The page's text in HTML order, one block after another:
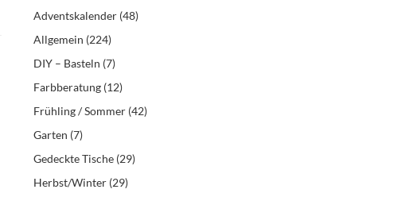
Adventskalender (48)
Allgemein (224)
DIY – Basteln (7)
Farbberatung (12)
Frühling / Sommer (42)
Garten (7)
Gedeckte Tische (29)
Herbst/Winter (29)